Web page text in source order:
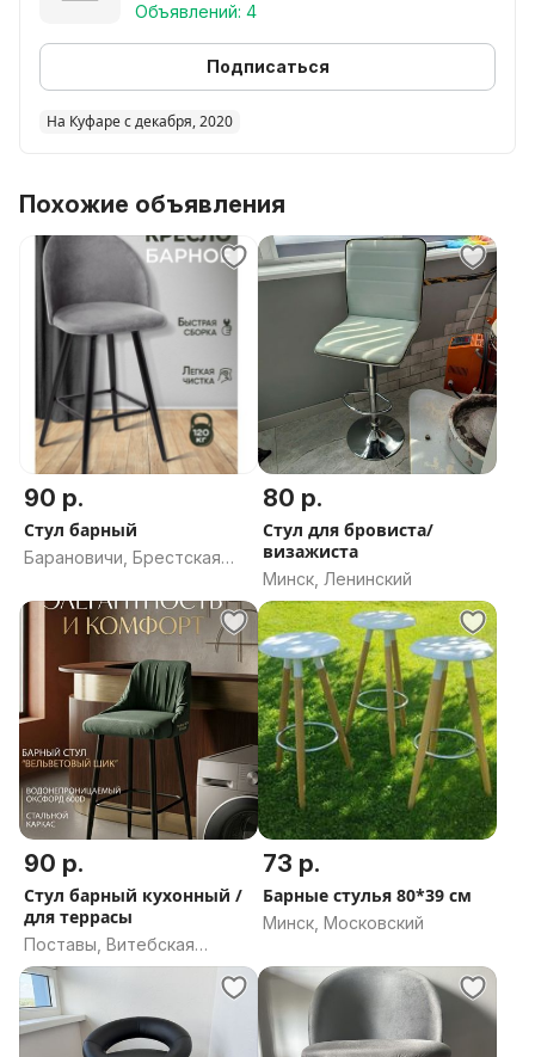
Объявлений: 4
Подписаться
На Куфаре с декабря, 2020
Похожие объявления
90 р.
Стул барный
Барановичи, Брестская
80 р.
Стул для бровиста/
визажиста
Минск, Ленинский
90 р.
Стул барный кухонный /
для террасы
Поставы, Витебская
область
73 р.
Барные стулья 80*39 см
Минск, Московский